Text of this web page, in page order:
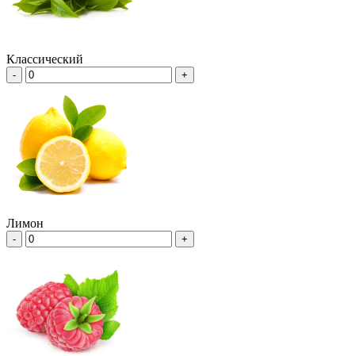
Классический
- +
Лимон
- +